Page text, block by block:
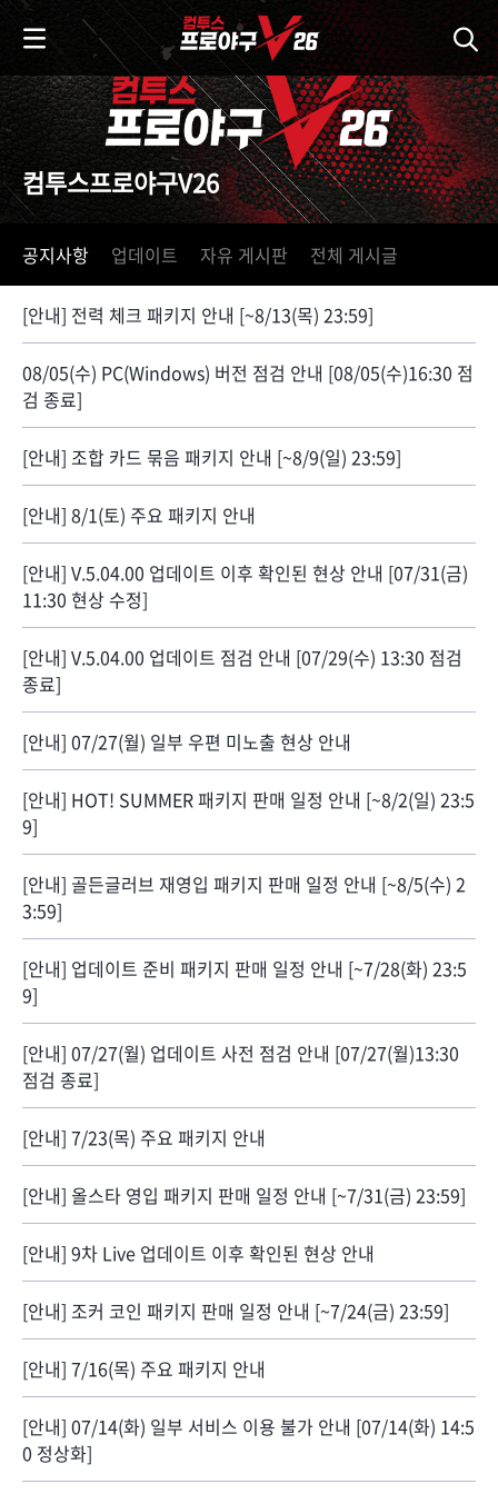
o
C
o
n
e
컴투스프로야구V26
공지사항 업데이트 자유 게시판 전체 게시글
[안내] 전력 체크 패키지 안내 [~8/13(목) 23:59]
08/05(수) PC(Windows) 버전 점검 안내 [08/05(수)16:30 점
검 종료]
[안내] 조합 카드 묶음 패키지 안내 [~8/9(일) 23:59]
[안내] 8/1(토) 주요 패키지 안내
[안내] V.5.04.00 업데이트 이후 확인된 현상 안내 [07/31(금)
11:30 현상 수정]
[안내] V.5.04.00 업데이트 점검 안내 [07/29(수) 13:30 점검
종료]
[안내] 07/27(월) 일부 우편 미노출 현상 안내
[안내] HOT! SUMMER 패키지 판매 일정 안내 [~8/2(일) 23:5
9]
[안내] 골든글러브 재영입 패키지 판매 일정 안내 [~8/5(수) 2
3:59]
[안내] 업데이트 준비 패키지 판매 일정 안내 [~7/28(화) 23:5
9]
[안내] 07/27(월) 업데이트 사전 점검 안내 [07/27(월)13:30
점검 종료]
[안내] 7/23(목) 주요 패키지 안내
[안내] 올스타 영입 패키지 판매 일정 안내 [~7/31(금) 23:59]
[안내] 9차 Live 업데이트 이후 확인된 현상 안내
[안내] 조커 코인 패키지 판매 일정 안내 [~7/24(금) 23:59]
[안내] 7/16(목) 주요 패키지 안내
[안내] 07/14(화) 일부 서비스 이용 불가 안내 [07/14(화) 14:5
0 정상화]